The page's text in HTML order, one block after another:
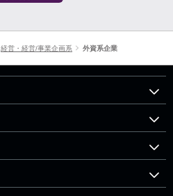
経営・経営/事業企画系 外資系企業